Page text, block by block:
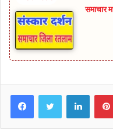
समाचार
FacebookTwitter